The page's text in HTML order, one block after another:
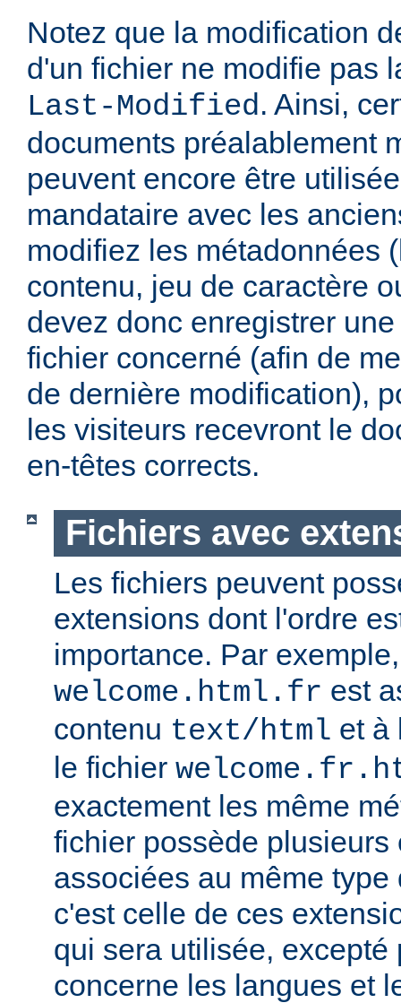
Notez que la modification
d'un fichier ne modifie pas
Last-Modified. Ainsi,
documents préalablement
peuvent encore être
mandataire avec les
modifiez les métadonnées
contenu, jeu de caractère
devez donc enregistrer
fichier concerné (afin de
de dernière modification),
les visiteurs recevront le
en-têtes corrects.
Fichiers avec
Les fichiers peuvent
extensions dont l'ordre
importance. Par
welcome.html.fr est
contenu text/html et à
le fichier
exactement les même
fichier possède plusieurs
associées au même
c'est celle de ces
qui sera utilisée, excepté
concerne les langues et